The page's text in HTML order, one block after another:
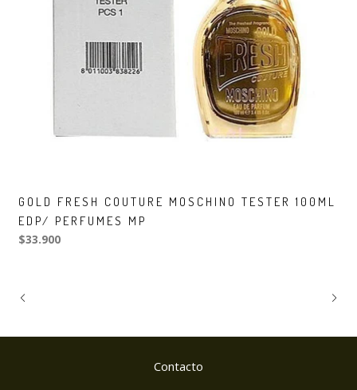
GOLD FRESH COUTURE MOSCHINO TESTER 100ML
EDP/ PERFUMES MP
$33.900
Contacto